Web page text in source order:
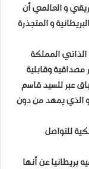
و العالمي أن
و المتجذرة
المملكة
مصداقية وقابلية
عبر للسيد قاسم
و الذي يمهد من دون
للتواصل
بريطانيا عن أنها